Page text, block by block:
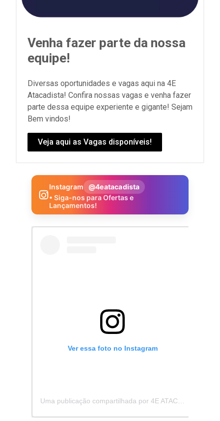
Venha fazer parte da nossa
equipe!
Diversas oportunidades e vagas aqui na 4E
Atacadista! Confira nossas vagas e venha fazer
parte dessa equipe experiente e gigante! Sejam
Bem vindos!
Veja aqui as Vagas disponíveis!
Instagram
@4eatacadista
• Siga-nos para Ofertas e
Lançamentos!
Ver essa foto no Instagram